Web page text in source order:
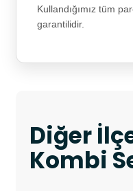
Kullandığımız tüm
garantilidir.
Diğer
Kombi